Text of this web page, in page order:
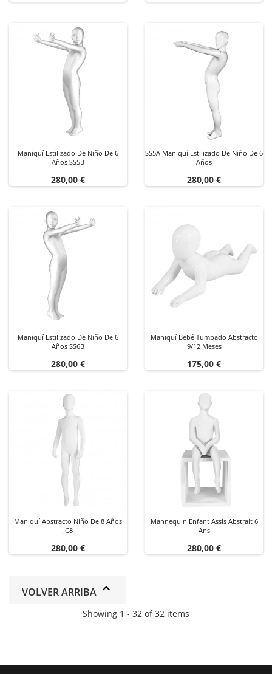
Maniquí Estilizado De Niño De 6
Años SS5B
Precio
280,00 €
SS5A Maniquí Estilizado De Niño De 6
Años
Precio
280,00 €
Maniquí Estilizado De Niño De 6
Años SS6B
Precio
280,00 €
Maniquí Bebé Tumbado Abstracto
9/12 Meses
Precio
175,00 €
Maniquí Abstracto Niño De 8 Años
JC8
Precio
280,00 €
Mannequin Enfant Assis Abstrait 6
Ans
Precio
280,00 €
VOLVER ARRIBA
Showing 1 - 32 of 32 items